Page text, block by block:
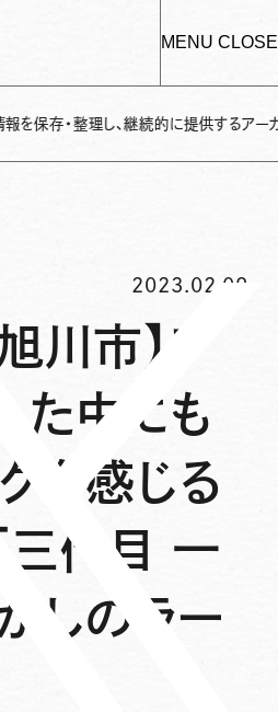
MENU CLOSE
し、継続的に提供するアーカイブサイト
2023.02.09
川市】ア
た中にも
を感じる
三代目 一
しのラー